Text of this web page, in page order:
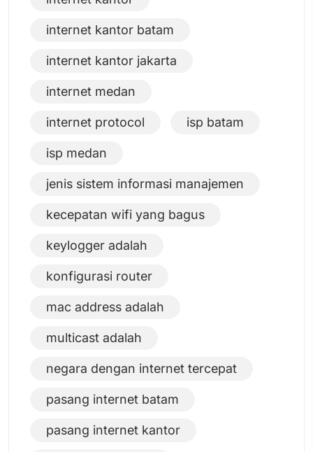
internet kantor batam
internet kantor jakarta
internet medan
internet protocol isp batam
isp medan
jenis sistem informasi manajemen
kecepatan wifi yang bagus
keylogger adalah
konfigurasi router
mac address adalah
multicast adalah
negara dengan internet tercepat
pasang internet batam
pasang internet kantor